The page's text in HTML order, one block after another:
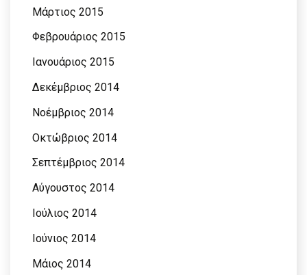
Μάρτιος 2015
Φεβρουάριος 2015
Ιανουάριος 2015
Δεκέμβριος 2014
Νοέμβριος 2014
Οκτώβριος 2014
Σεπτέμβριος 2014
Αύγουστος 2014
Ιούλιος 2014
Ιούνιος 2014
Μάιος 2014